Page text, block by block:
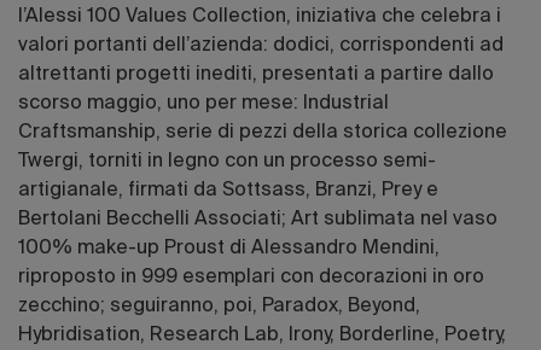
l’Alessi 100 Values Collection, iniziativa che celebra i
valori portanti dell’azienda: dodici, corrispondenti ad
altrettanti progetti inediti, presentati a partire dallo
scorso maggio, uno per mese: Industrial
Craftsmanship, serie di pezzi della storica collezione
Twergi, torniti in legno con un processo semi-
artigianale, firmati da Sottsass, Branzi, Prey e
Bertolani Becchelli Associati; Art sublimata nel vaso
100% make-up Proust di Alessandro Mendini,
riproposto in 999 esemplari con decorazioni in oro
zecchino; seguiranno, poi, Paradox, Beyond,
Hybridisation, Research Lab, Irony, Borderline, Poetry,